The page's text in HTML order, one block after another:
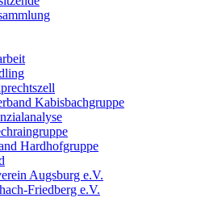
Kabisbachgruppe
Hardhofgruppe
Augsburg e.V.
Friedberg e.V.